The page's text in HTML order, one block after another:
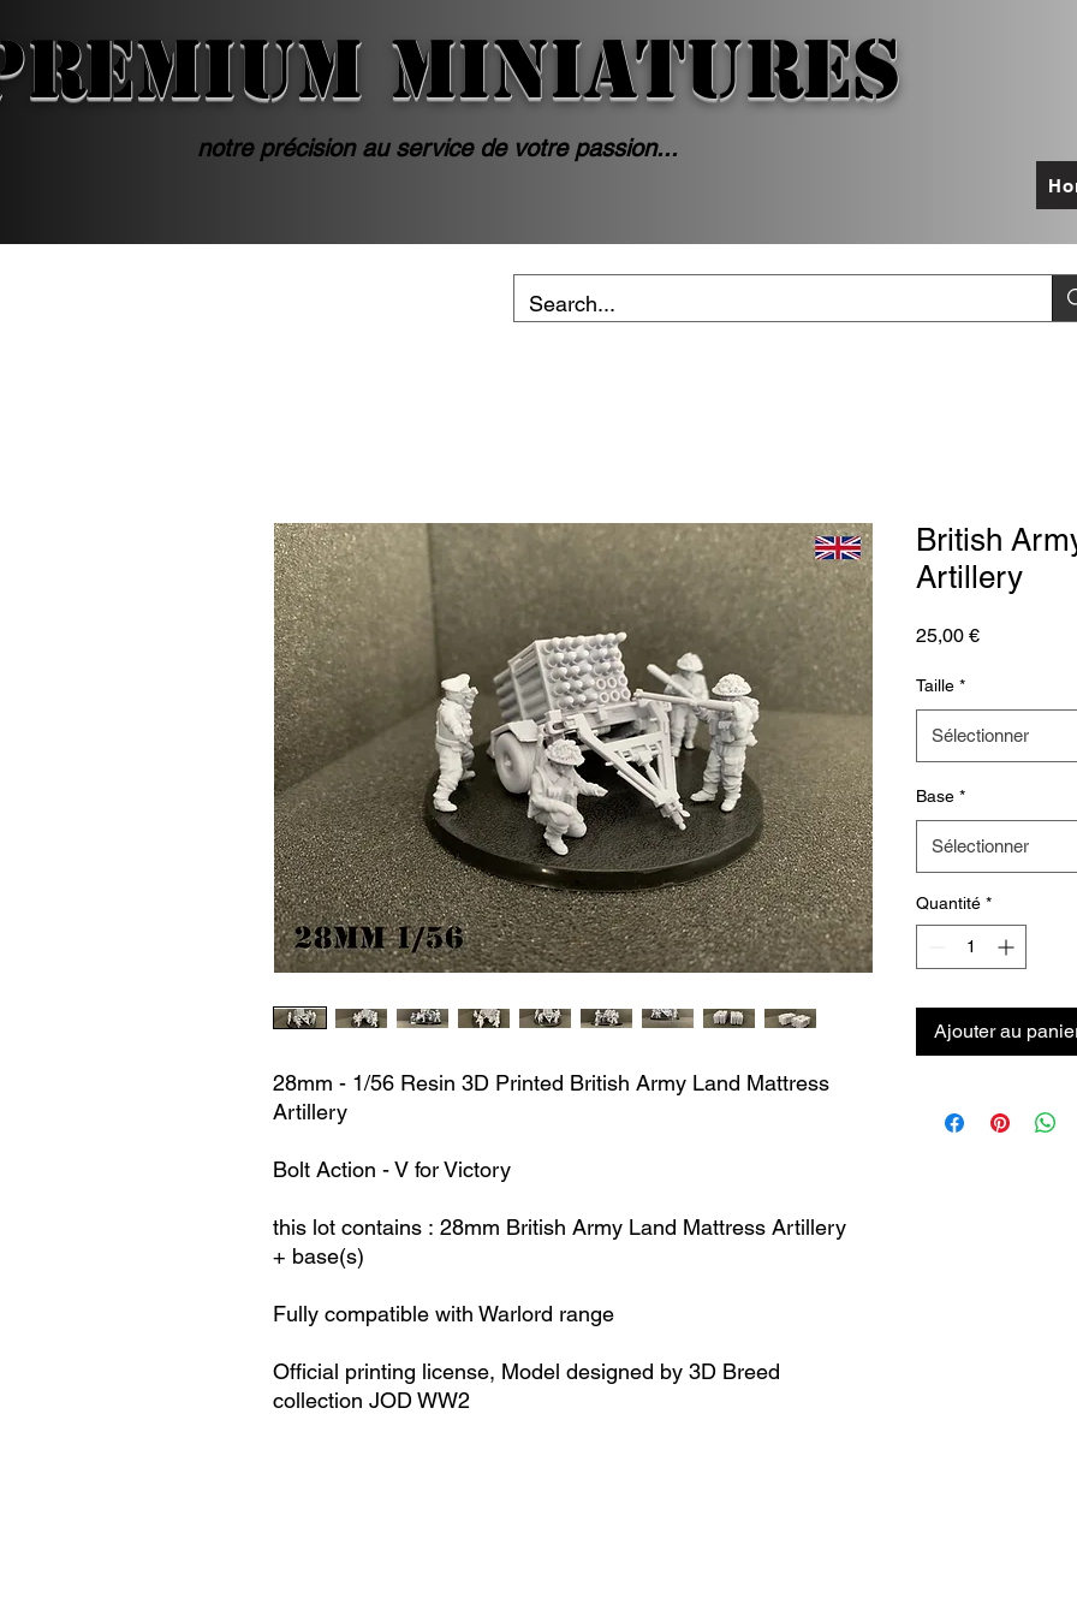
MINIATURES
notre précision au service de votre passion...
28mm - 1/56 Resin 3D Printed British Army Land Mattress
Artillery
Bolt Action - V for Victory
this lot contains : 28mm British Army Land Mattress Artillery
+ base(s)
Fully compatible with Warlord range
Official printing license, Model designed by 3D Breed
collection JOD WW2
British
Artillery
25,00 €Prix
Taille *
Sélectionner
Base *
Sélectionner
Quantité *
Ajouter au